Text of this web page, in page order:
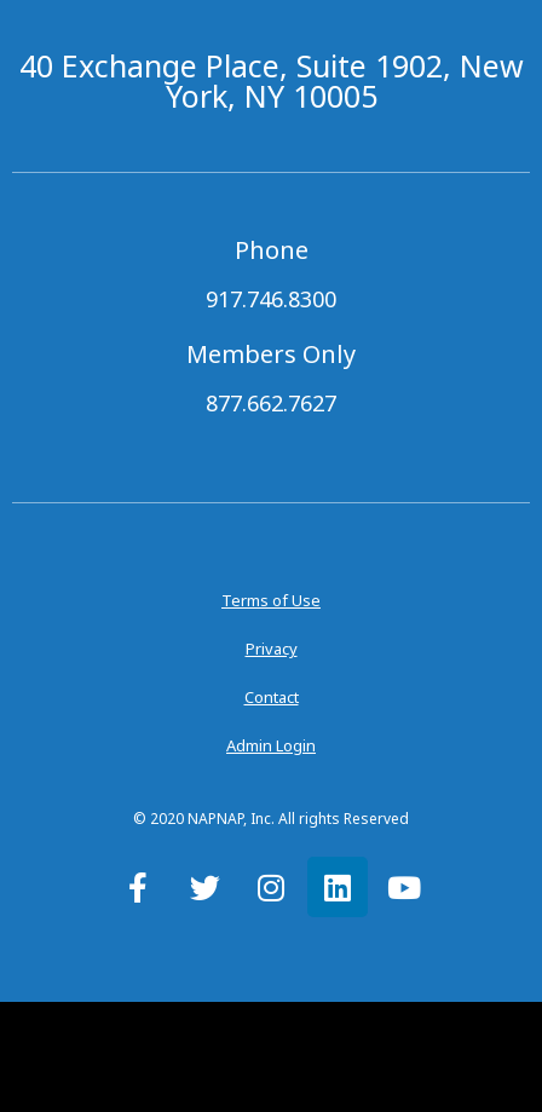
40 Exchange Place, Suite 1902, New
York, NY 10005
Phone
917.746.8300
Members Only
877.662.7627
Terms of Use
Privacy
Contact
Admin Login
© 2020 NAPNAP, Inc. All rights Reserved